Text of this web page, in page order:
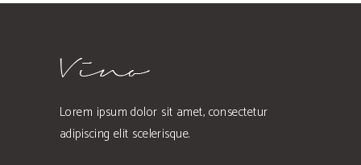
Lorem ipsum dolor sit amet, consectetur
adipiscing elit scelerisque.